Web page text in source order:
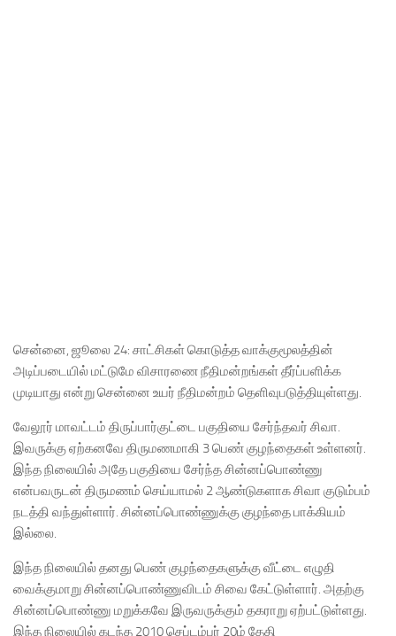
சென்னை, ஜூலை 24: சாட்சிகள் கொடுத்த வாக்குமூலத்தின்
அடிப்படையில் மட்டுமே விசாரணை நீதிமன்றங்கள் தீர்ப்பளிக்க
முடியாது என்று சென்னை உயர் நீதிமன்றம் தெளிவுபடுத்தியுள்ளது.
வேலூர் மாவட்டம் திருப்பார்குட்டை பகுதியை சேர்ந்தவர் சிவா.
இவருக்கு ஏற்கனவே திருமணமாகி 3 பெண் குழந்தைகள் உள்ளனர்.
இந்த நிலையில் அதே பகுதியை சேர்ந்த சின்னப்பொண்ணு
என்பவருடன் திருமணம் செய்யாமல் 2 ஆண்டுகளாக சிவா குடும்பம்
நடத்தி வந்துள்ளார். சின்னப்பொண்ணுக்கு குழந்தை பாக்கியம்
இல்லை.
இந்த நிலையில் தனது பெண் குழந்தைகளுக்கு வீட்டை எழுதி
வைக்குமாறு சின்னப்பொண்ணுவிடம் சிவை கேட்டுள்ளார். அதற்கு
சின்னப்பொண்ணு மறுக்கவே இருவருக்கும் தகராறு ஏற்பட்டுள்ளது.
இந்த நிலையில் கடந்த 2010 செப்டம்பர் 20ம் தேதி